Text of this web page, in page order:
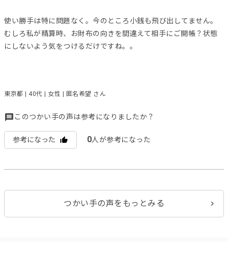
使い勝手は特に問題なく。今のところ小銭も飛び出してません。
むしろ私が精算時、お財布の向きを間違えて相手にご開帳？状態
にしないよう気をつけるだけですね。。
東京都 | 40代 | 女性 | 匿名希望 さん
このつかい手の声は参考になりましたか？
参考になった 0人が参考になった
つかい手の声をもっとみる